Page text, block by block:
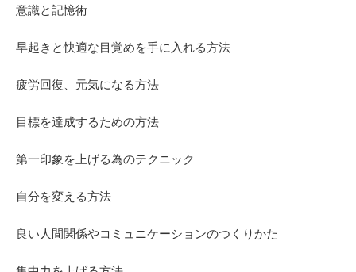
意識と記憶術
早起きと快適な目覚めを手に入れる方法
疲労回復、元気になる方法
目標を達成するための方法
第一印象を上げる為のテクニック
自分を変える方法
良い人間関係やコミュニケーションのつくりかた